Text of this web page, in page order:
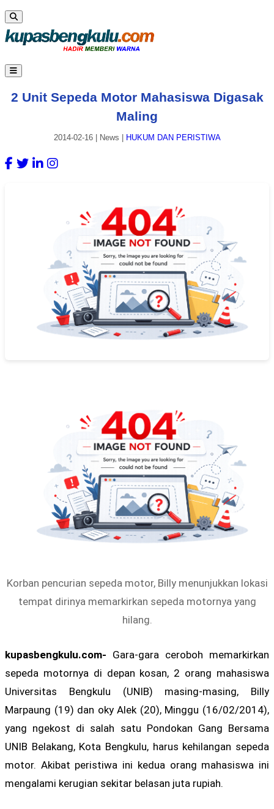
2 Unit Sepeda Motor Mahasiswa Digasak
Maling
2014-02-16| News HUKUM DAN PERISTIWA
Korban pencurian sepeda motor, Billy menunjukkan lokasi
tempat dirinya memarkirkan sepeda motornya yang
hilang.
kupasbengkulu.com- Gara-gara ceroboh memarkirkan
sepeda motornya di depan kosan, 2 orang mahasiswa
Universitas Bengkulu (UNIB) masing-masing, Billy
Marpaung (19) dan oky Alek (20), Minggu (16/02/2014),
yang ngekost di salah satu Pondokan Gang Bersama
UNIB Belakang, Kota Bengkulu, harus kehilangan sepeda
motor. Akibat peristiwa ini kedua orang mahasiswa ini
mengalami kerugian sekitar belasan juta rupiah.